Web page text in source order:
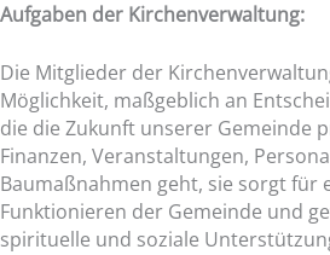
Aufgaben der Kirchenverwaltung:
Die Mitglieder der
Möglichkeit, maßgeblich an
die die Zukunft unserer Gemeinde
Finanzen, Veranstaltungen,
Baumaßnahmen geht, sie sorgt für
Funktionieren der Gemeinde und
spirituelle und soziale